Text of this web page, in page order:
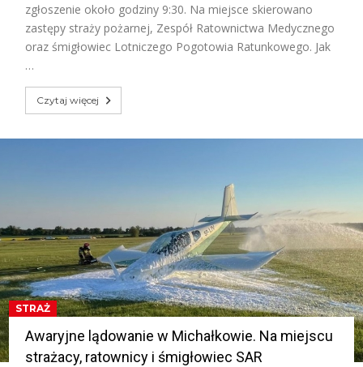
zgłoszenie około godziny 9:30. Na miejsce skierowano
zastępy straży pożarnej, Zespół Ratownictwa Medycznego
oraz śmigłowiec Lotniczego Pogotowia Ratunkowego. Jak
…
Czytaj więcej
STRAŻ
Awaryjne lądowanie w Michałkowie. Na miejscu
strażacy, ratownicy i śmigłowiec SAR